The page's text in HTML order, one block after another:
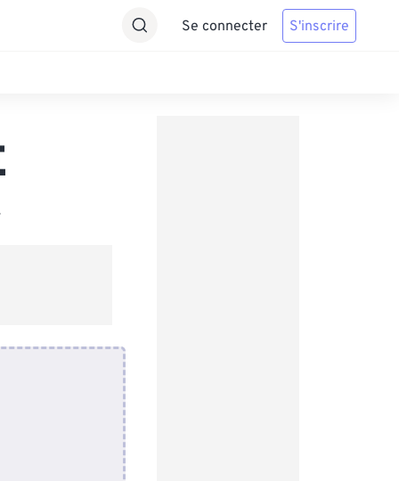
Se connecter S'inscrire